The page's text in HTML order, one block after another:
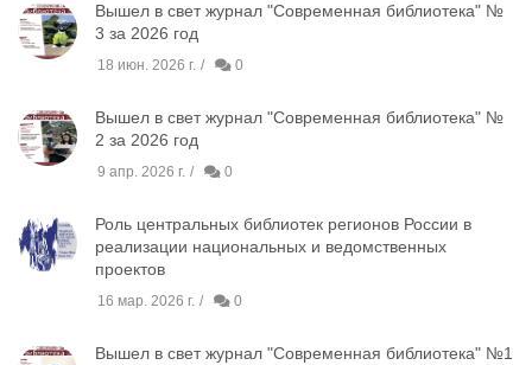
Вышел в свет журнал "Современная библиотека" №
3 за 2026 год
18 июн. 2026 г. 0
Вышел в свет журнал "Современная библиотека" №
2 за 2026 год
9 апр. 2026 г. 0
Роль центральных библиотек регионов России в
реализации национальных и ведомственных
проектов
16 мар. 2026 г. 0
Вышел в свет журнал "Современная библиотека" №1